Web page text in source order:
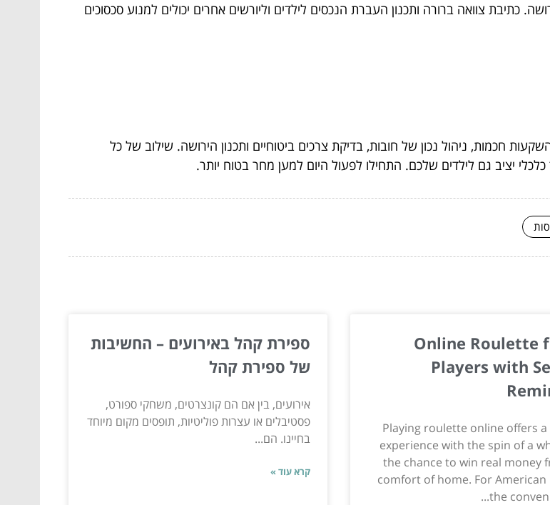
כתיבת צוואה ברורה ותכנון העברת הנכסים לילדים וליורשים אחרים יכולים למנוע סכסוכים
חכמות, ניהול נכון של חובות, בדיקת צרכים ביטוחיים ותכנון הירושה. שילוב של כל
יציב גם לילדים שלכם. התחילו לפעול היום למען מחר בטוח יותר.
Online Roulette
Players with
Playing roulette online offers
experience with the spin of a
the chance to win real money
comfort of home. For American
the
ספירת קהל באירועים – החשיבות
של ספירת קהל
אירועים, בין אם הם קונצרטים, משחקי ספורט,
פסטיבלים או עצרות פוליטיות, תופסים מקום מיוחד
בחיינו. הם...
קרא עוד »